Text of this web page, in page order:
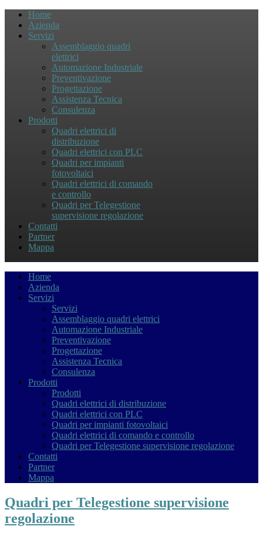
Home
Azienda
Servizi
Assemblaggio quadri
elettrici
Automazione Industriale
Preventivazione
Progettazione
Assistenza Tecnica
Consulenza
Prodotti
Quadri elettrici di
distribuzione
Quadri elettrici con PLC
Quadri per impianti
fotovoltaici
Quadri elettrici di comando
e controllo
Quadri per Telegestione
supervisione regolazione
Contatti
Partner
Mappa
Home
Azienda
Servizi
Servizi
Assemblaggio quadri elettrici
Automazione Industriale
Preventivazione
Progettazione
Assistenza Tecnica
Consulenza
Prodotti
Prodotti
Quadri elettrici di distribuzione
Quadri elettrici con PLC
Quadri per impianti fotovoltaici
Quadri elettrici di comando e controllo
Quadri per Telegestione supervisione regolazione
Contatti
Partner
Mappa
Quadri per Telegestione supervisione
regolazione